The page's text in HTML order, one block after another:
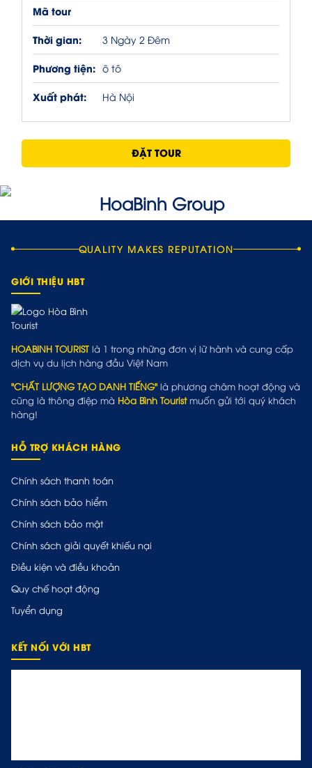
Mã tour
Thời gian:
3 Ngày 2 Đêm
Phương tiện: ô tô
Xuất phát: Hà Nội
ĐẶT TOUR
QUALITY MAKES REPUTATION
GIỚI THIỆU HBT
HOABINH TOURIST là 1 trong những đơn vị lữ hành và cung cấp
dịch vụ du lịch hàng đầu Việt Nam
"CHẤT LƯỢNG TẠO DANH TIẾNG" là phương châm hoạt động và
cũng là thông điệp mà Hòa Bình Touristmuốn gửi tới quý khách
hàng!
HỖ TRỢ KHÁCH HÀNG
Chính sách thanh toán
Chính sách bảo hiểm
Chính sách bảo mật
Chính sách giải quyết khiếu nại
Điều kiện và điều khoản
Quy chế hoạt động
Tuyển dụng
KẾT NỐI VỚI HBT